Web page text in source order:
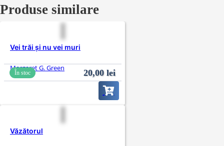
Produse similare
Vei trăi și nu vei muri
Margaret G. Green
În stoc 20,00 lei
Văzătorul